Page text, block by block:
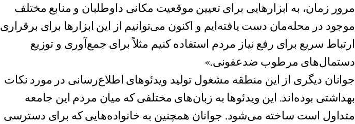
مرور زمان، به ابزارهایی برای تعیین موقعیت مکانی داوطلبان و منابع مختلف
موجود در محله‌مان دست یافته‌ایم و اکنون می‌توانیم از این ابزارها برای برقراری
ارتباط سریع برای رفع نیاز مردم استفاده کنیم مثلاً برای جمع‌آوری و توزیع
دستمال‌های مرطوب ضدعفونی.»
جوانان دیگری از این منطقه مشغول تولید ویدئوهای اطلاع‌رسانی در مورد نکات
بهداشتی بوده‌اند. این ویدئوها به زبان‌های مختلفی که میان مردم این جامعه
متداول است ساخته می‌شود. جوانان همچنین به خانواده‌هایی که برای دسترسی